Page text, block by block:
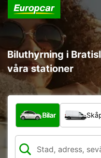
Biluthyrning i
våra stationer
Vilken typ av fordon?
Bilar